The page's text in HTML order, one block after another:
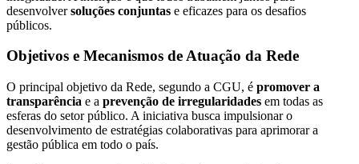
desenvolversoluções conjuntas e eficazes para os desafios
públicos.
Objetivos e Mecanismos de Atuação da Rede
O principal objetivo da Rede, segundo a CGU, é promover a
transparência e a prevenção de irregularidades em todas as
esferas do setor público. A iniciativa busca impulsionar o
desenvolvimento de estratégias colaborativas para aprimorar a
gestão pública em todo o país.